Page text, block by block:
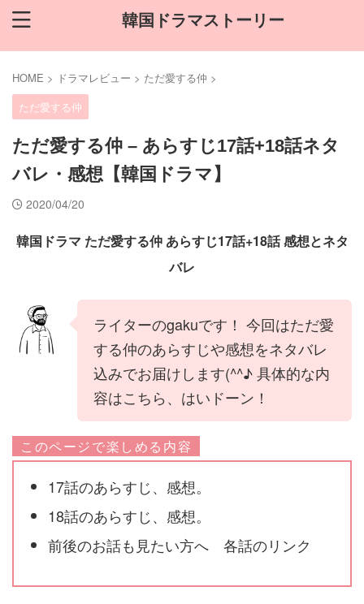
韓国ドラマストーリー
HOME > ドラマレビュー > ただ愛する仲 >
ただ愛する仲
ただ愛する仲 – あらすじ17話+18話ネタ
バレ・感想【韓国ドラマ】
2020/04/20
韓国ドラマ ただ愛する仲 あらすじ17話+18話 感想とネタ
バレ
ライターのgakuです！ 今回はただ愛
する仲のあらすじや感想をネタバレ
込みでお届けします(^^♪ 具体的な内
容はこちら、はいドーン！
このページで楽しめる内容
17話のあらすじ、感想。
18話のあらすじ、感想。
前後のお話も見たい方へ 各話のリンク